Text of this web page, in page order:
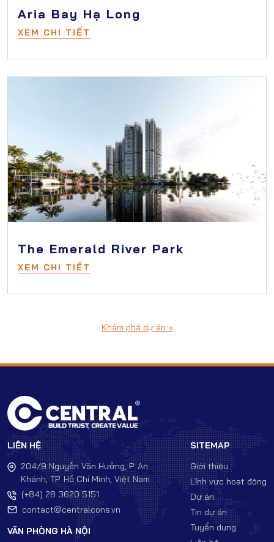
Aria Bay Hạ Long
XEM CHI TIẾT
The Emerald River Park
XEM CHI TIẾT
Khám phá dự án »
LIÊN HỆ
204/9 Nguyễn Văn Hưởng, P. An
Khánh, TP. Hồ Chí Minh, Việt Nam
(+84) 28 3620 5151
contact@centralcons.vn
VĂN PHÒNG HÀ NỘI
SITEMAP
Giới thiệu
Lĩnh vực hoạt động
Dự án
Tin dự án
Tuyển dụng